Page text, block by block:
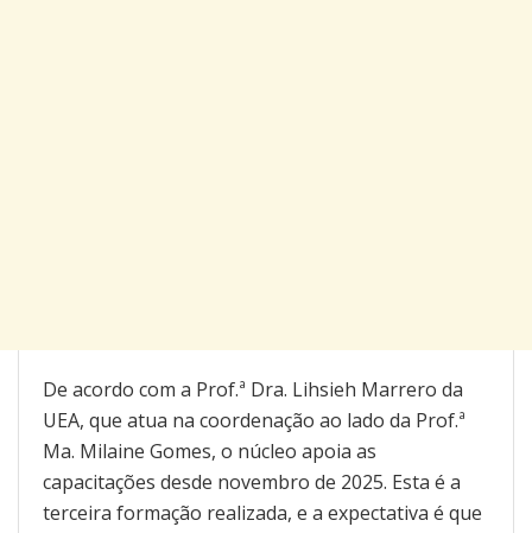
De acordo com a Prof.ª Dra. Lihsieh Marrero da
UEA, que atua na coordenação ao lado da Prof.ª
Ma. Milaine Gomes, o núcleo apoia as
capacitações desde novembro de 2025. Esta é a
terceira formação realizada, e a expectativa é que